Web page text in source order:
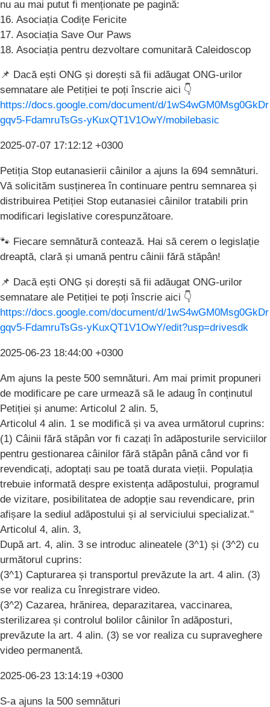
nu au mai putut fi menționate pe pagină:
16. Asociația Codițe Fericite
17. Asociația Save Our Paws
18. Asociația pentru dezvoltare comunitară Caleidoscop
📌 Dacă ești ONG și dorești să fii adăugat ONG-urilor
semnatare ale Petiției te poți înscrie aici 👇
https://docs.google.com/document/d/1wS4wGM0Msg0GkDr
gqv5-FdamruTsGs-yKuxQT1V1OwY/mobilebasic
2025-07-07 17:12:12 +0300
Petiția Stop eutanasierii câinilor a ajuns la 694 semnături.
Vă solicităm susținerea în continuare pentru semnarea și
distribuirea Petiției Stop eutanasiei câinilor tratabili prin
modificari legislative corespunzătoare.
🐾 Fiecare semnătură contează. Hai să cerem o legislație
dreaptă, clară și umană pentru câinii fără stăpân!
📌 Dacă ești ONG și dorești să fii adăugat ONG-urilor
semnatare ale Petiției te poți înscrie aici 👇
https://docs.google.com/document/d/1wS4wGM0Msg0GkDr
gqv5-FdamruTsGs-yKuxQT1V1OwY/edit?usp=drivesdk
2025-06-23 18:44:00 +0300
Am ajuns la peste 500 semnături. Am mai primit propuneri
de modificare pe care urmează să le adaug în conținutul
Petiției și anume: Articolul 2 alin. 5,
Articolul 4 alin. 1 se modifică și va avea următorul cuprins:
(1) Câinii fără stăpân vor fi cazați în adăposturile serviciilor
pentru gestionarea câinilor fără stăpân până când vor fi
revendicați, adoptați sau pe toată durata vieții. Populația
trebuie informată despre existența adăpostului, programul
de vizitare, posibilitatea de adopție sau revendicare, prin
afișare la sediul adăpostului și al serviciului specializat."
Articolul 4, alin. 3,
După art. 4, alin. 3 se introduc alineatele (3^1) și (3^2) cu
următorul cuprins:
(3^1) Capturarea și transportul prevăzute la art. 4 alin. (3)
se vor realiza cu înregistrare video.
(3^2) Cazarea, hrănirea, deparazitarea, vaccinarea,
sterilizarea și controlul bolilor câinilor în adăposturi,
prevăzute la art. 4 alin. (3) se vor realiza cu supraveghere
video permanentă.
2025-06-23 13:14:19 +0300
S-a ajuns la 500 semnături